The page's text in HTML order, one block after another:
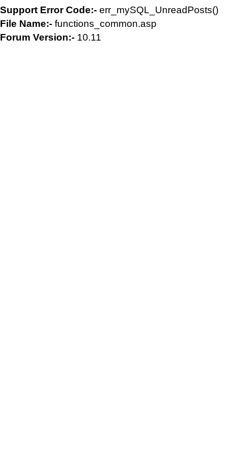
Support Error Code:- err_mySQL_UnreadPosts()
File Name:- functions_common.asp
Forum Version:- 10.11